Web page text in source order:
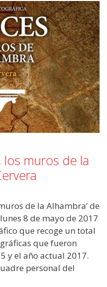
los muros de la
de la Alhambra’ de
8 de mayo de 2017
que recoge un total
que fueron
y el año actual 2017.
personal del